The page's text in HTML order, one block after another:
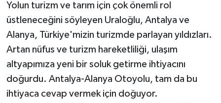
Yolun turizm ve tarım için çok önemli rol
üstleneceğini söyleyen Uraloğlu, Antalya ve
Alanya, Türkiye'mizin turizmde parlayan yıldızları.
Artan nüfus ve turizm hareketliliği, ulaşım
altyapımıza yeni bir soluk getirme ihtiyacını
doğurdu. Antalya-Alanya Otoyolu, tam da bu
ihtiyaca cevap vermek için doğuyor.